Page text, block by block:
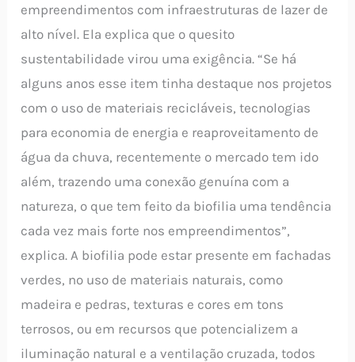
empreendimentos com infraestruturas de lazer de
alto nível. Ela explica que o quesito
sustentabilidade virou uma exigência. “Se há
alguns anos esse item tinha destaque nos projetos
com o uso de materiais recicláveis, tecnologias
para economia de energia e reaproveitamento de
água da chuva, recentemente o mercado tem ido
além, trazendo uma conexão genuína com a
natureza, o que tem feito da biofilia uma tendência
cada vez mais forte nos empreendimentos”,
explica. A biofilia pode estar presente em fachadas
verdes, no uso de materiais naturais, como
madeira e pedras, texturas e cores em tons
terrosos, ou em recursos que potencializem a
iluminação natural e a ventilação cruzada, todos